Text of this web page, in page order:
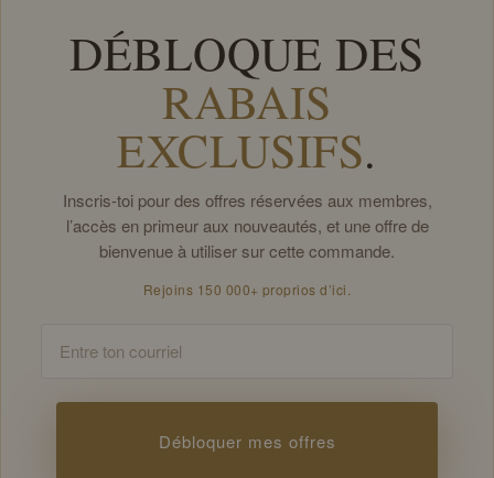
DÉBLOQUE DES
RABAIS
EXCLUSIFS.
Inscris-toi pour des offres réservées aux membres,
l’accès en primeur aux nouveautés, et une offre de
bienvenue à utiliser sur cette commande.
Rejoins 150 000+ proprios d’ici.
Débloquer mes offres